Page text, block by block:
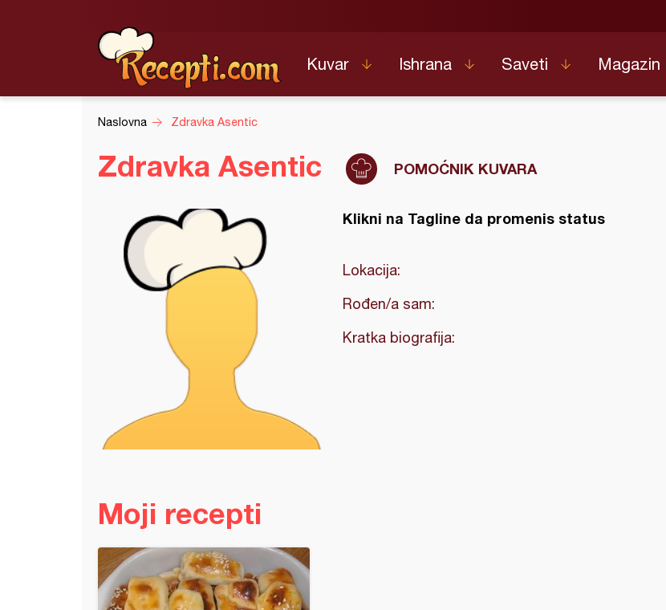
Kuvar Ishrana Saveti Magazin
Naslovna Zdravka Asentic
Zdravka Asentic POMOĆNIK KUVARA
Klikni na Tagline da promenis status
Lokacija:
Rođen/a sam:
Kratka biografija:
Moji recepti